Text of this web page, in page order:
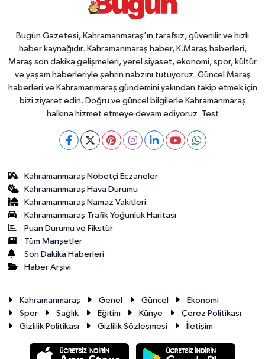
Bugün Gazetesi, Kahramanmaraş’ın tarafsız, güvenilir ve hızlı
haber kaynağıdır. Kahramanmaraş haber, K.Maraş haberleri,
Maraş son dakika gelişmeleri, yerel siyaset, ekonomi, spor, kültür
ve yaşam haberleriyle şehrin nabzını tutuyoruz. Güncel Maraş
haberleri ve Kahramanmaraş gündemini yakından takip etmek için
bizi ziyaret edin. Doğru ve güncel bilgilerle Kahramanmaraş
halkına hizmet etmeye devam ediyoruz. Test
Kahramanmaraş Nöbetçi Eczaneler
Kahramanmaraş Hava Durumu
Kahramanmaraş Namaz Vakitleri
Kahramanmaraş Trafik Yoğunluk Haritası
Puan Durumu ve Fikstür
Tüm Manşetler
Son Dakika Haberleri
Haber Arşivi
Kahramanmaraş Genel Güncel
Ekonomi
Spor
Sağlık Eğitim Künye
Çerez Politikası
Gizlilik Politikası
Gizlilik Sözleşmesi İletişim